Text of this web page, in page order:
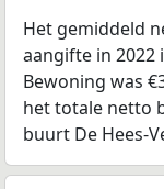
Het gemiddeld
aangifte in 2022
Bewoning was
het totale netto
buurt De Hees-